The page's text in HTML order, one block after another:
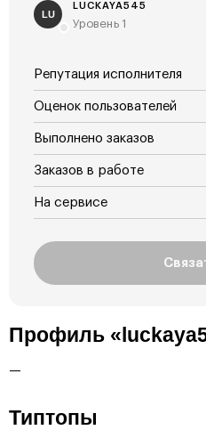
LU
LUCKAYA545
Уровень 1
Репутация исполнителя
Оценок пользователей
Выполнено заказов
Заказов в работе
На сервисе
Профиль
—
Типтопы